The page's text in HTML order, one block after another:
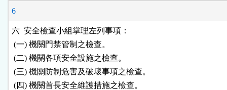
6
六  安全檢查小組掌理左列事項：
(一) 機關門禁管制之檢查。
(二) 機關各項安全設施之檢查。
(三) 機關防制危害及破壞事項之檢查。
(四) 機關首長安全維護措施之檢查。